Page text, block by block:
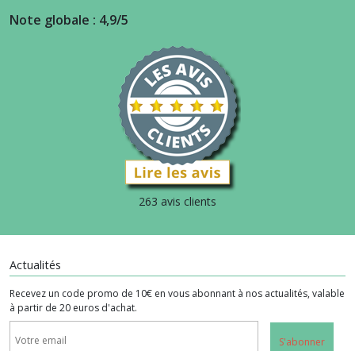
Note globale : 4,9/5
263 avis clients
Actualités
Recevez un code promo de 10€ en vous abonnant à nos actualités, valable
à partir de 20 euros d'achat.
S'abonner